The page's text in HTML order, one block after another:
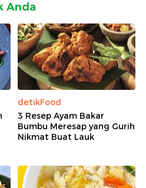
Anda
detikFood
3 Resep Ayam Bakar
Bumbu Meresap yang Gurih
Nikmat Buat Lauk